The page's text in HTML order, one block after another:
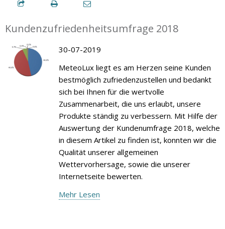
Kundenzufriedenheitsumfrage 2018
30-07-2019
MeteoLux liegt es am Herzen seine Kunden
bestmöglich zufriedenzustellen und bedankt
sich bei Ihnen für die wertvolle
Zusammenarbeit, die uns erlaubt, unsere
Produkte ständig zu verbessern. Mit Hilfe der
Auswertung der Kundenumfrage 2018, welche
in diesem Artikel zu finden ist, konnten wir die
Qualität unserer allgemeinen
Wettervorhersage, sowie die unserer
Internetseite bewerten.
Mehr Lesen